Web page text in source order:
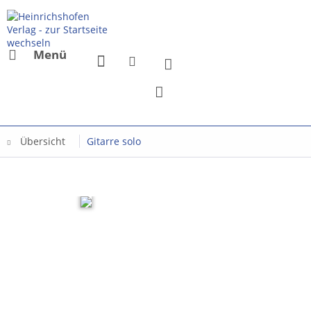
Menü
Übersicht Gitarre solo